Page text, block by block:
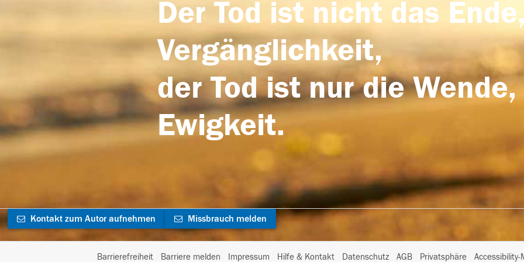
Der Tod ist nicht das
Vergänglichkeit,
der Tod ist nur die
Ewigkeit.
Kontakt zum Autor aufnehmen Missbrauch melden
Barrierefreiheit Barriere melden Impressum Hilfe & Kontakt Datenschutz AGB Privatsphäre I